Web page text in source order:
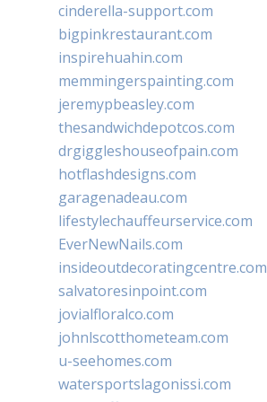
cinderella-support.com
bigpinkrestaurant.com
inspirehuahin.com
memmingerspainting.com
jeremypbeasley.com
thesandwichdepotcos.com
drgiggleshouseofpain.com
hotflashdesigns.com
garagenadeau.com
lifestylechauffeurservice.com
EverNewNails.com
insideoutdecoratingcentre.com
salvatoresinpoint.com
jovialfloralco.com
johnlscotthometeam.com
u-seehomes.com
watersportslagonissi.com